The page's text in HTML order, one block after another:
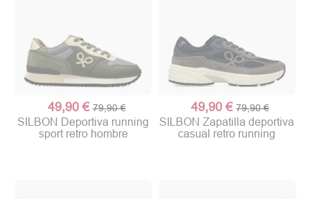
49,90 € 79,90 €
SILBON Deportiva running
sport retro hombre
49,90 € 79,90 €
SILBON Zapatilla deportiva
casual retro running